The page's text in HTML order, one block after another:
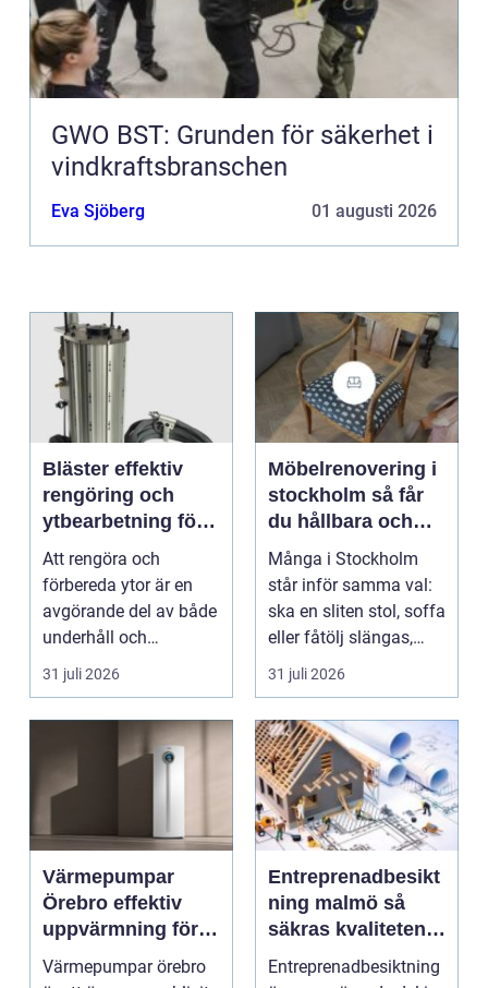
GWO BST: Grunden för säkerhet i
vindkraftsbranschen
Eva Sjöberg 01 augusti 2026
Bläster effektiv
rengöring och
ytbearbetning för
proffs och
hantverkare
Att rengöra och
förbereda ytor är en
avgörande del av både
underhåll och
renovering. Färg, rost,
smu...
31 juli 2026
Möbelrenovering i
stockholm så får
du hållbara och
vackra möbler
Många i Stockholm
står inför samma val:
ska en sliten stol, soffa
eller fåtölj slängas,
säljas billi...
31 juli 2026
Värmepumpar
Örebro effektiv
uppvärmning för
hus och
fastigheter
Värmepumpar örebro
Entreprenadbesikt
ning malmö så
säkras kvaliteten i
byggprojekt
Entreprenadbesiktning